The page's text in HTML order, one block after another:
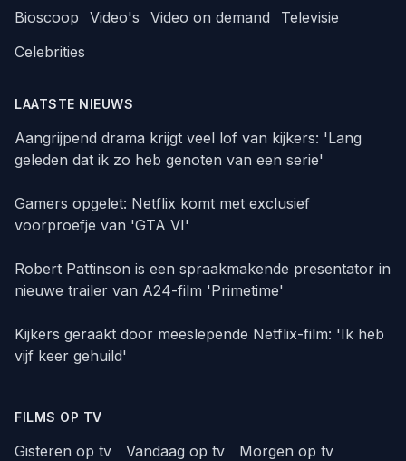
Bioscoop
Video's Video on demand
Televisie
Celebrities
LAATSTE NIEUWS
Aangrijpend drama krijgt veel lof van kijkers: 'Lang
geleden dat ik zo heb genoten van een serie'
Gamers opgelet: Netflix komt met exclusief
voorproefje van 'GTA VI'
Robert Pattinson is een spraakmakende presentator in
nieuwe trailer van A24-film 'Primetime'
Kijkers geraakt door meeslepende Netflix-film: 'Ik heb
vijf keer gehuild'
FILMS OP TV
Gisteren op tv Vandaag op tv
Morgen op tv